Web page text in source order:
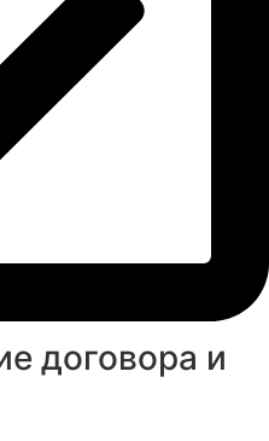
договора и